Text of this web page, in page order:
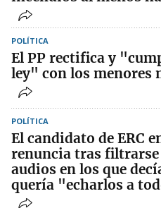
POLÍTICA
El PP rectifica y
ley" con los menores
POLÍTICA
El candidato de ERC
renuncia tras filtrarse
audios en los que
quería "echarlos a